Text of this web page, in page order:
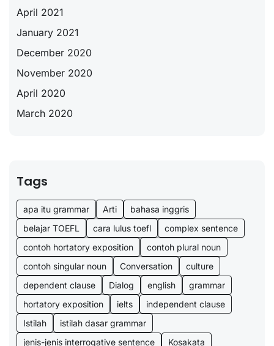
April 2021
January 2021
December 2020
November 2020
April 2020
March 2020
Tags
apa itu grammar Arti
bahasa inggris
belajar TOEFL
cara lulus toefl
complex sentence
contoh hortatory exposition
contoh plural noun
contoh singular noun
Conversation
culture
dependent clause
Dialog english
grammar
hortatory exposition
ielts
independent clause
Istilah
istilah dasar grammar
jenis-jenis interrogative sentence
Kosakata